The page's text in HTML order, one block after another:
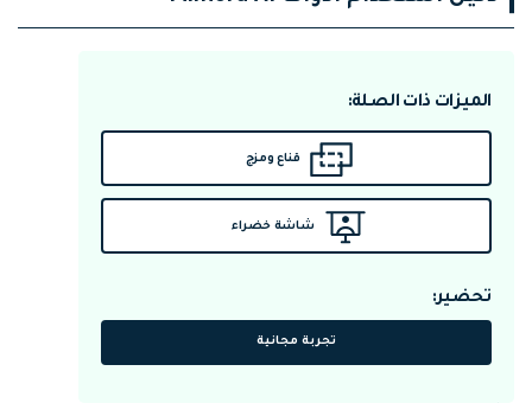
الميزات ذات الصلة:
قناع ومزج
شاشة خضراء
تحضير:
تجربة مجانية